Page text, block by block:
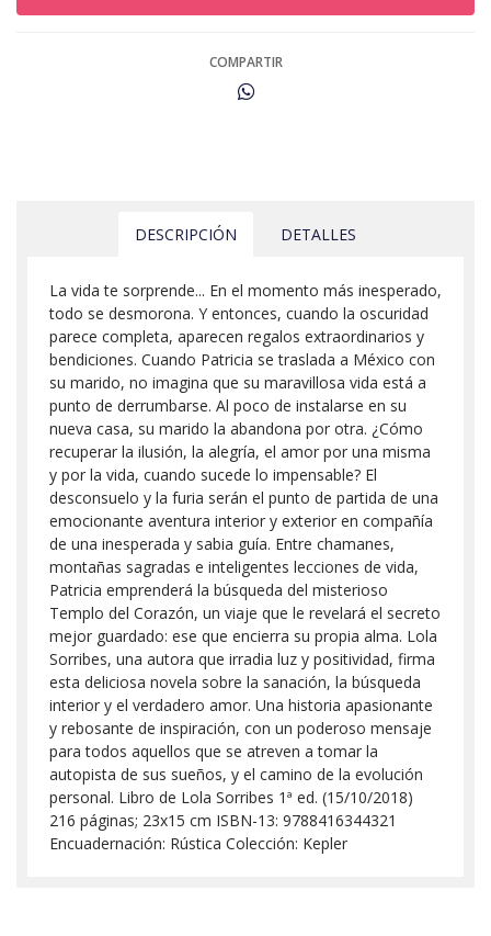
COMPARTIR
DESCRIPCIÓN DETALLES
La vida te sorprende... En el momento más inesperado,
todo se desmorona. Y entonces, cuando la oscuridad
parece completa, aparecen regalos extraordinarios y
bendiciones. Cuando Patricia se traslada a México con
su marido, no imagina que su maravillosa vida está a
punto de derrumbarse. Al poco de instalarse en su
nueva casa, su marido la abandona por otra. ¿Cómo
recuperar la ilusión, la alegría, el amor por una misma
y por la vida, cuando sucede lo impensable? El
desconsuelo y la furia serán el punto de partida de una
emocionante aventura interior y exterior en compañía
de una inesperada y sabia guía. Entre chamanes,
montañas sagradas e inteligentes lecciones de vida,
Patricia emprenderá la búsqueda del misterioso
Templo del Corazón, un viaje que le revelará el secreto
mejor guardado: ese que encierra su propia alma. Lola
Sorribes, una autora que irradia luz y positividad, firma
esta deliciosa novela sobre la sanación, la búsqueda
interior y el verdadero amor. Una historia apasionante
y rebosante de inspiración, con un poderoso mensaje
para todos aquellos que se atreven a tomar la
autopista de sus sueños, y el camino de la evolución
personal. Libro de Lola Sorribes 1ª ed. (15/10/2018)
216 páginas; 23x15 cm ISBN-13: 9788416344321
Encuadernación: Rústica Colección: Kepler